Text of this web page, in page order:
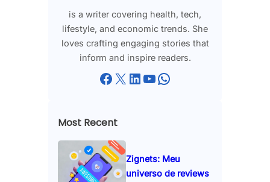
is a writer covering health, tech,
lifestyle, and economic trends. She
loves crafting engaging stories that
inform and inspire readers.
Facebook X LinkedIn YouTube WhatsApp
Most Recent
Zignets: Meu
universo de reviews